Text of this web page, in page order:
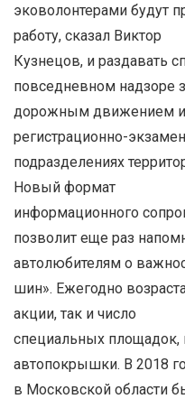
эковолонтерами будут
работу, сказал Виктор
Кузнецов, и раздавать
повседневном надзоре
дорожным движением и
регистрационно-
подразделениях
Новый формат
информационного
позволит еще раз
автолюбителям о
шин». Ежегодно
акции, так и число
специальных площадок,
автопокрышки. В 2018
в Московской области